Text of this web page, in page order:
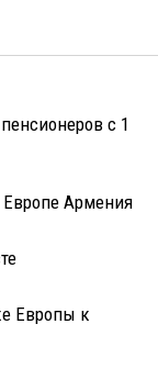
с 1
Армения
Европы к